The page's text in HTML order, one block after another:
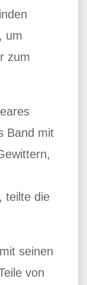
um
zum
Band mit
teilte die
seinen
von